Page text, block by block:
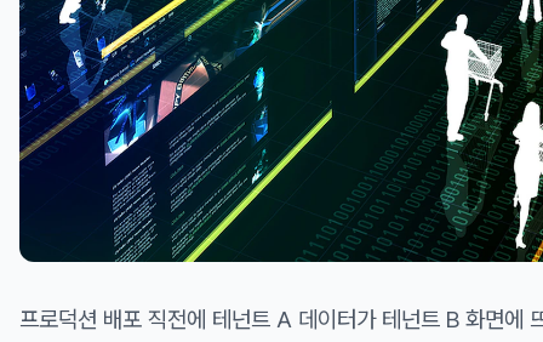
프로덕션 배포 직전에 테넌트 A 데이터가 테넌트 B 화면에